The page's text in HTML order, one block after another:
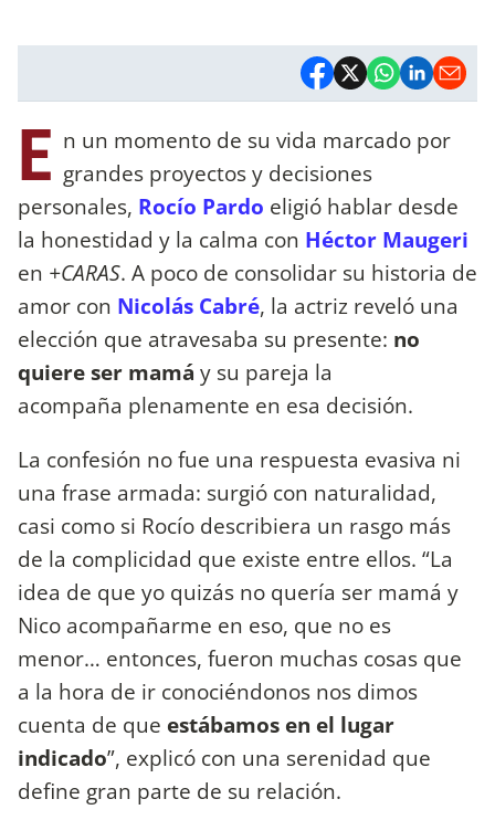
E n un momento de su vida marcado por
grandes proyectos y decisiones
personales, Rocío Pardo eligió hablar desde
la honestidad y la calma con Héctor Maugeri
en +CARAS. A poco de consolidar su historia de
amor con Nicolás Cabré, la actriz reveló una
elección que atravesaba su presente: no
quiere ser mamá y su pareja la
acompaña plenamente en esa decisión.
La confesión no fue una respuesta evasiva ni
una frase armada: surgió con naturalidad,
casi como si Rocío describiera un rasgo más
de la complicidad que existe entre ellos. “La
idea de que yo quizás no quería ser mamá y
Nico acompañarme en eso, que no es
menor… entonces, fueron muchas cosas que
a la hora de ir conociéndonos nos dimos
cuenta de que estábamos en el lugar
indicado”, explicó con una serenidad que
define gran parte de su relación.